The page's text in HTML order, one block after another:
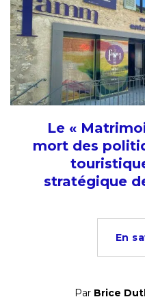
Le «
mort des
stratégique
En
Par Brice